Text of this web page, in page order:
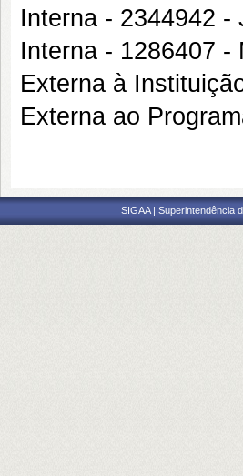
Interna - 2344942 -
Interna - 1286407 -
Externa à
Externa ao
SIGAA | Superintendência